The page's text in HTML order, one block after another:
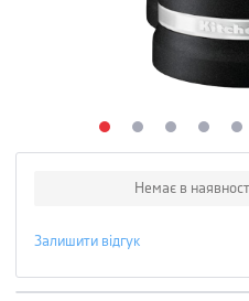
Немає в
Залишити відгук